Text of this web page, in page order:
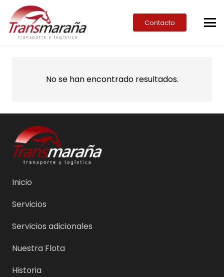
Contacto
No se han encontrado resultados.
Inicio
Servicios
Servicios adicionales
Nuestra Flota
Historia